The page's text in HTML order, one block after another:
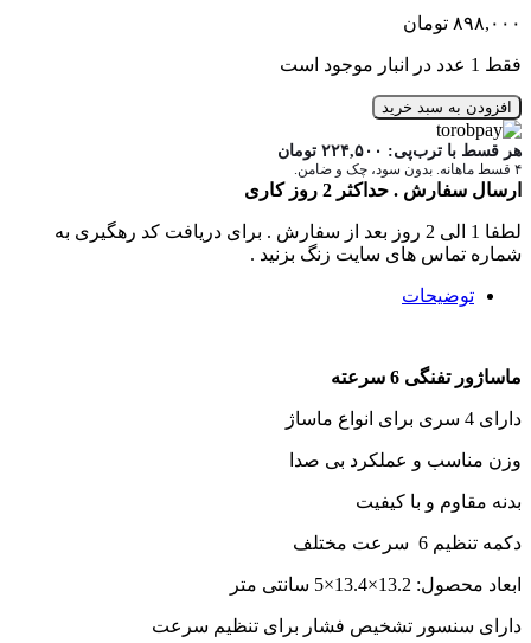
۸۹۸,۰۰۰ تومان
فقط 1 عدد در انبار موجود است
افزودن به سبد خرید
هر قسط با ترب‌پی: ۲۲۴,۵۰۰ تومان
۴ قسط ماهانه. بدون سود، چک و ضامن.
ارسال سفارش . حداکثر 2 روز کاری
لطفا 1 الی 2 روز بعد از سفارش . برای دریافت کد رهگیری به
شماره تماس های سایت زنگ بزنید .
توضیحات
ماساژور تفنگی 6 سرعته
دارای 4 سری برای انواع ماساژ
وزن مناسب و عملکرد بی صدا
بدنه مقاوم و با کیفیت
دکمه تنظیم 6 سرعت مختلف
ابعاد محصول: 13.2×13.4×5 سانتی متر
دارای سنسور تشخیص فشار برای تنظیم سرعت